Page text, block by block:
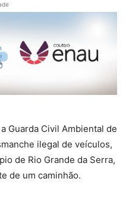
Guarda Civil Ambiental de
ilegal de veículos,
de Rio Grande da Serra,
de um caminhão.